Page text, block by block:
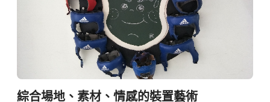
綜合場地、素材、情感的裝置藝術